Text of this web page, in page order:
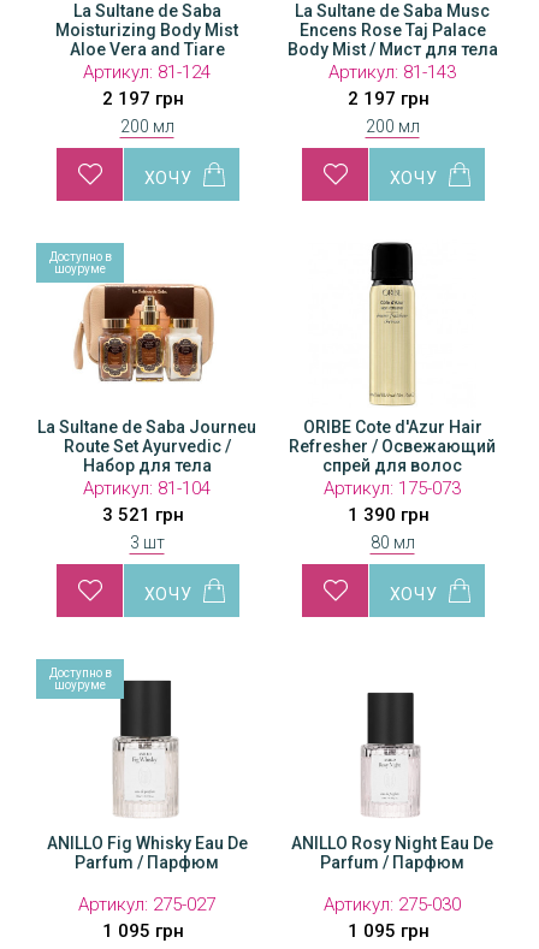
La Sultane de Saba
Moisturizing Body Mist
Aloe Vera and Tiare
Flowers / Мист для тела и
волос
Артикул: 81-124
2 197 грн
200 мл
La Sultane de Saba Musc
Encens Rose Taj Palace
Body Mist / Мист для тела
Мускус Роза
Артикул: 81-143
2 197 грн
200 мл
La Sultane de Saba Journeu
Route Set Ayurvedic /
Набор для тела
Артикул: 81-104
3 521 грн
3 шт
Доступно в
шоуруме
ORIBE Cote d'Azur Hair
Refresher / Освежающий
спрей для волос
"Лазурный берег"
Артикул: 175-073
1 390 грн
80 мл
ANILLO Fig Whisky Eau De
Parfum / Парфюм
Артикул: 275-027
1 095 грн
Доступно в
шоуруме
ANILLO Fig Whisky Eau De
Parfum / Парфюм
Артикул:275-046
2 675 грн
ANILLO Rosy Night Eau De
Parfum / Парфюм
Артикул:275-047
2 675 грн
ANILLO Rosy Night Eau De
Parfum / Парфюм
Артикул: 275-030
1 095 грн